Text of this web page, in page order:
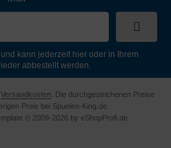
kann jederzeit hier oder in Ihrem
abbestellt werden.
Versandkosten . Die durchgestrichenen Preise
Preis bei Spuelen-King.de.
© 2009-2026 by eShopProfi.de